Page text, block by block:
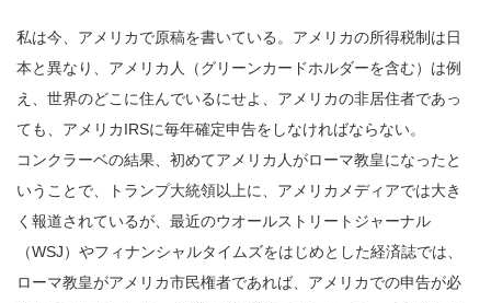
私は今、アメリカで原稿を書いている。アメリカの所得税制は日
本と異なり、アメリカ人（グリーンカードホルダーを含む）は例
え、世界のどこに住んでいるにせよ、アメリカの非居住者であっ
ても、アメリカIRSに毎年確定申告をしなければならない。
コンクラーベの結果、初めてアメリカ人がローマ教皇になったと
いうことで、トランプ大統領以上に、アメリカメディアでは大き
く報道されているが、最近のウオールストリートジャーナル
（WSJ）やフィナンシャルタイムズをはじめとした経済誌では、
ローマ教皇がアメリカ市民権者であれば、アメリカでの申告が必